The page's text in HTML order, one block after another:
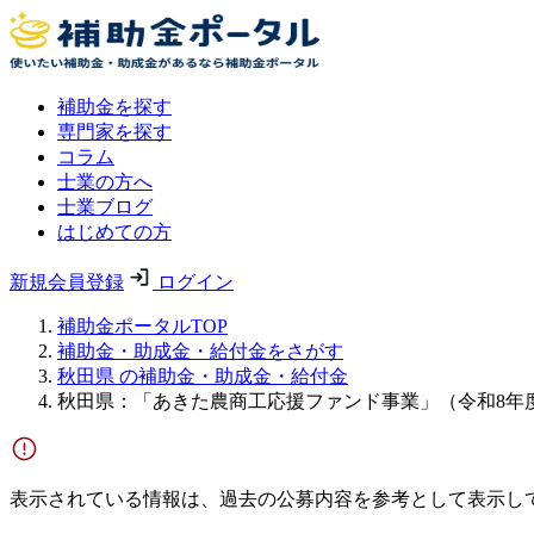
補助金を探す
専門家を探す
コラム
士業の方へ
士業ブログ
はじめての方
新規会員登録 ログイン
補助金ポータルTOP
補助金・助成金・給付金をさがす
秋田県 の補助金・助成金・給付金
秋田県：「あきた農商工応援ファンド事業」（令和8年
表示されている情報は、過去の公募内容を参考として表示し